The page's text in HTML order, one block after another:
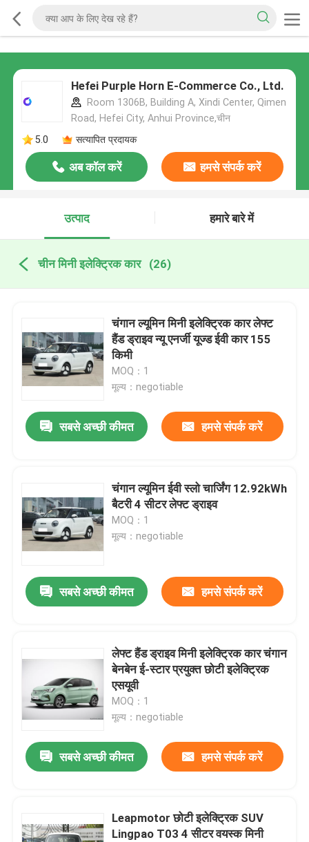
Hefei Purple Horn E-Commerce Co., Ltd.
Room 1306B, Building A, Xindi Center, Qimen
Road, Hefei City, Anhui Province,चीन
5.0
सत्यापित प्रदायक
अब कॉल करें हमसे संपर्क करें
उत्पाद हमारे बारे में
चीन मिनी इलेक्ट्रिक कार (26)
चंगान ल्यूमिन मिनी इलेक्ट्रिक कार लेफ्ट
हैंड ड्राइव न्यू एनर्जी यूज्ड ईवी कार 155
किमी
MOQ：1
मूल्य：negotiable
सबसे अच्छी कीमत हमसे संपर्क करें
चंगान ल्यूमिन ईवी स्लो चार्जिंग 12.92kWh
बैटरी 4 सीटर लेफ्ट ड्राइव
MOQ：1
मूल्य：negotiable
सबसे अच्छी कीमत हमसे संपर्क करें
लेफ्ट हैंड ड्राइव मिनी इलेक्ट्रिक कार चंगान
बेनबेन ई-स्टार प्रयुक्त छोटी इलेक्ट्रिक
एसयूवी
MOQ：1
मूल्य：negotiable
सबसे अच्छी कीमत हमसे संपर्क करें
Leapmotor छोटी इलेक्ट्रिक SUV
Lingpao T03 4 सीटर वयस्क मिनी